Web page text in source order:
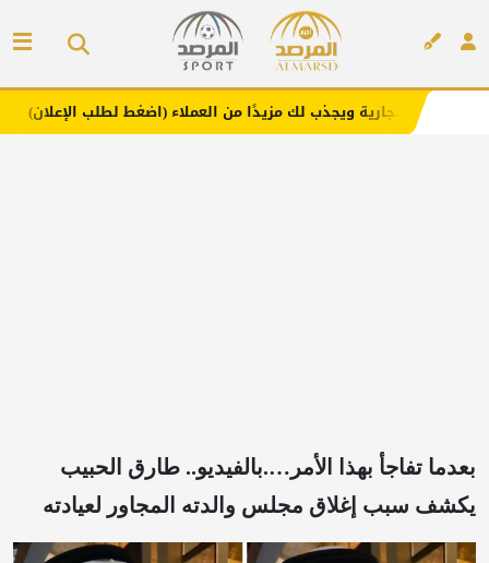
مفارش ويجذب لك مزيدًا من العملاء (اضغط لطلب الإعلان)
بعدما تفاجأ بهذا الأمر….بالفيديو.. طارق الحبيب
يكشف سبب إغلاق مجلس والدته المجاور لعيادته